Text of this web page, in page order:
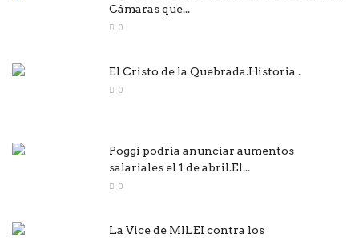
Cámaras que...
0
El Cristo de la Quebrada.Historia .
0
Poggi podría anunciar aumentos
salariales el 1 de abril.El...
0
La Vice de MILEI contra los